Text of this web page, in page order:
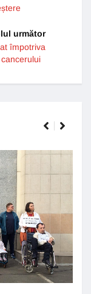
următor
împotriva
cancerului